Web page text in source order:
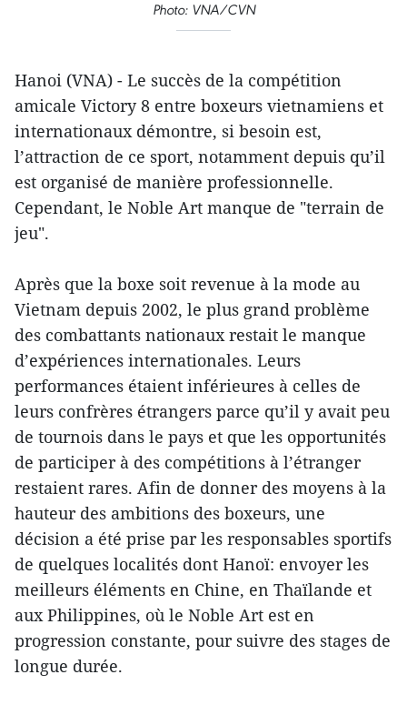
Photo: VNA/CVN
Hanoi (VNA) - Le succès de la compétition
amicale Victory 8 entre boxeurs vietnamiens et
internationaux démontre, si besoin est,
l’attraction de ce sport, notamment depuis qu’il
est organisé de manière professionnelle.
Cependant, le Noble Art manque de "terrain de
jeu".
Après que la boxe soit revenue à la mode au
Vietnam depuis 2002, le plus grand problème
des combattants nationaux restait le manque
d’expériences internationales. Leurs
performances étaient inférieures à celles de
leurs confrères étrangers parce qu’il y avait peu
de tournois dans le pays et que les opportunités
de participer à des compétitions à l’étranger
restaient rares. Afin de donner des moyens à la
hauteur des ambitions des boxeurs, une
décision a été prise par les responsables sportifs
de quelques localités dont Hanoï: envoyer les
meilleurs éléments en Chine, en Thaïlande et
aux Philippines, où le Noble Art est en
progression constante, pour suivre des stages de
longue durée.